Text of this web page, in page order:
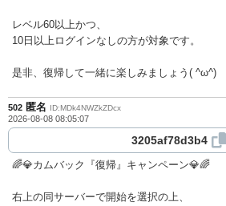
レベル60以上かつ、
10日以上ログインなしの方が対象です。
是非、復帰して一緒に楽しみましょう( ^ω^)
502 匿名 ID:MDk4NWZkZDcx
2026-08-08 08:05:07
3205af78d3b4
🌈💎カムバック『復帰』キャンペーン💎🌈
右上の同サーバーで開始を選択の上、